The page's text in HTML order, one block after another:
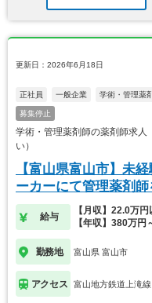
更新日：2026年6月18日
正社員 一般企業 学術・管理薬
募集停止
学術・管理薬剤師の薬剤師求
い）
【富山県富山市】未
ーカーにて管理薬剤師
給与
【月収】22.0万
【年収】380万
勤務地 富山県 富山市
アクセス 富山地方鉄道上滝